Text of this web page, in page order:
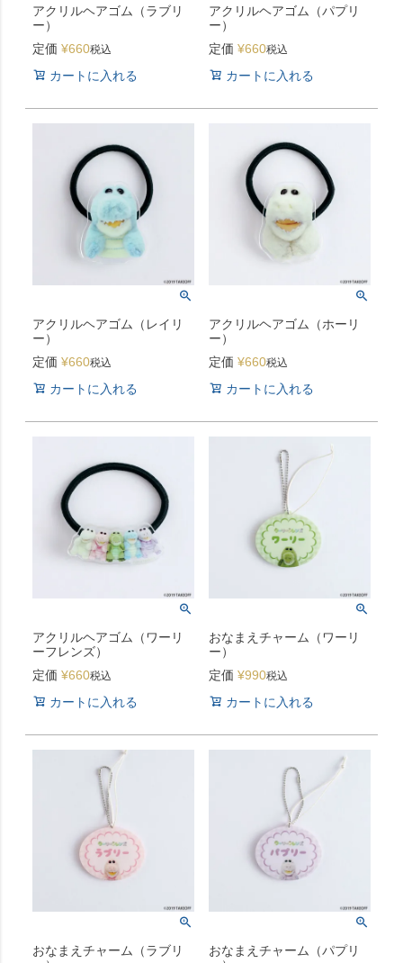
アクリルヘアゴム（ラブリ
ー）
定価 ¥660税込
カートに入れる
アクリルヘアゴム（パプリ
ー）
定価 ¥660税込
カートに入れる
アクリルヘアゴム（レイリ
ー）
定価 ¥660税込
カートに入れる
アクリルヘアゴム（ホーリ
ー）
定価 ¥660税込
カートに入れる
アクリルヘアゴム（ワーリ
ーフレンズ）
定価 ¥660税込
カートに入れる
おなまえチャーム（ワーリ
ー）
定価 ¥990税込
カートに入れる
おなまえチャーム（ラブリ
おなまえチャーム（パプリ